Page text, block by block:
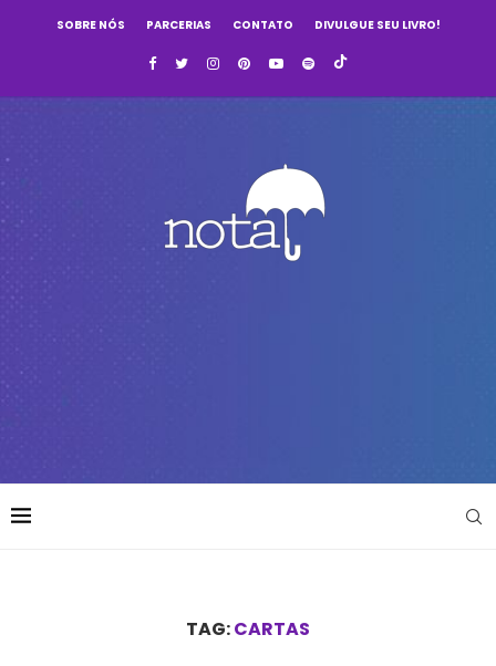
SOBRE NÓS PARCERIAS CONTATO DIVULGUE SEU LIVRO!
TAG:CARTAS